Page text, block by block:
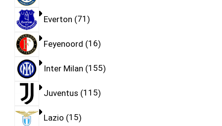
Everton 71
Feyenoord 16
Inter Milan 155
Juventus 115
Lazio 15